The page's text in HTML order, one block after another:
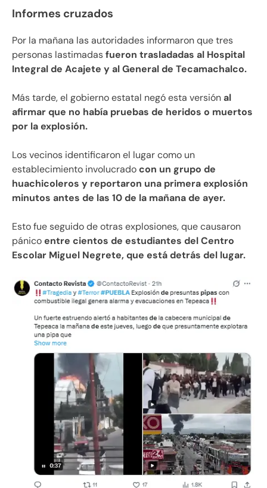
Informes cruzados
Por la mañana las autoridades informaron que tres
personas lastimadasfueron trasladadas al Hospital
Integral de Acajete y al General de Tecamachalco.
Más tarde, el gobierno estatal negó esta versiónal
afirmar que no había pruebas de heridos o muertos
por la explosión.
Los vecinos identificaron el lugar como un
establecimiento involucradocon un grupo de
huachicoleros y reportaron una primera explosión
minutos antes de las 10 de la mañana de ayer.
Esto fue seguido de otras explosiones, que causaron
pánicoentre cientos de estudiantes del Centro
Escolar Miguel Negrete, que está detrás del lugar.